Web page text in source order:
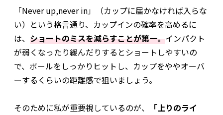
「Never up,never in」（カップに届かなければ入らな
い）という格言通り、カップインの確率を高めるに
は、 ショートのミスを減らすことが第一。インパクト
が弱くなったり緩んだりするとショートしやすいの
で、ボールをしっかりヒットし、カップをややオーバ
ーするくらいの距離感で狙いましょう。
そのために私が重要視しているのが、
「上りのライ